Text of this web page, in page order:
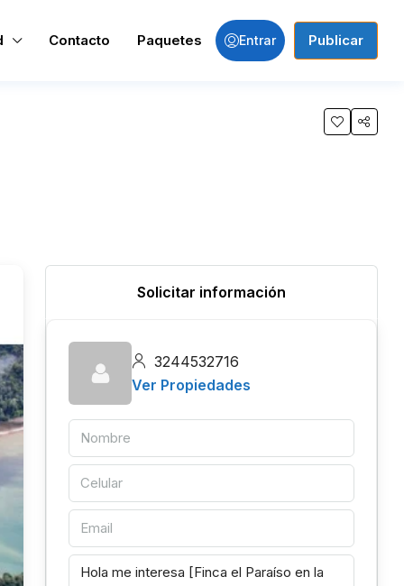
Contacto Paquetes Entrar Publicar
Solicitar información
3244532716
Ver Propiedades